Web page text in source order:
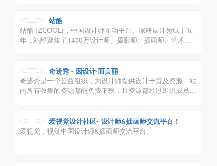
站酷
站酷 (ZCOOL)，中国设计师互动平台。深耕设计领域十五
年，站酷聚集了1400万设计师、摄影师、插画师、艺术
奇迹秀 - 因设计·而美丽
奇迹秀是一个公益组织，为设计师提供设计干货及资源，站
内所有收集的资源都能免费下载，且资源都经过组织成员测
爱视觉设计社区- 设计师&插画师交流平台！
爱视觉，视觉中国设计师&插画师交流平台。